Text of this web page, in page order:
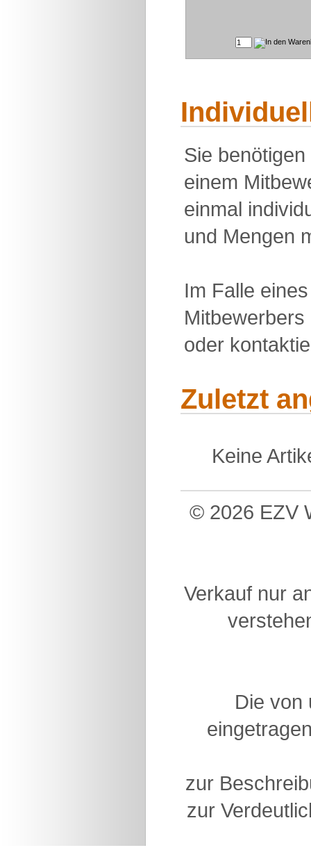
Sie
einem
einmal
und Mengen
Im Falle
oder
Zuletzt
Keine
© 2026 EZV
Verkauf nur
Die von
zur
zur